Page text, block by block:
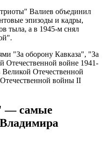
Валиев объединил
эпизоды и кадры,
тыла, а в 1945-м снял
"За оборону Кавказа", "За
Отечественной войне 1941-
Великой Отечественной
войны II
— самые